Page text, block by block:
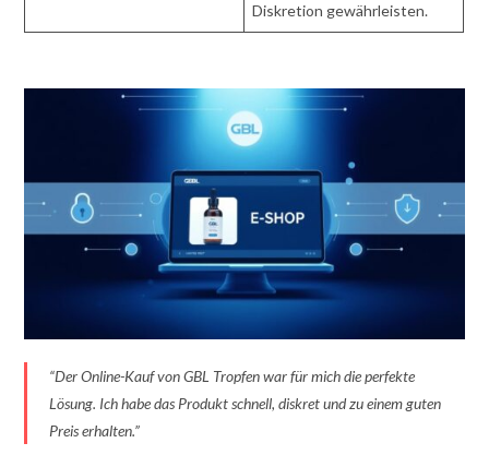
Diskretion gewährleisten.
“Der Online-Kauf von GBL Tropfen war für mich die perfekte
Lösung. Ich habe das Produkt schnell, diskret und zu einem guten
Preis erhalten.”